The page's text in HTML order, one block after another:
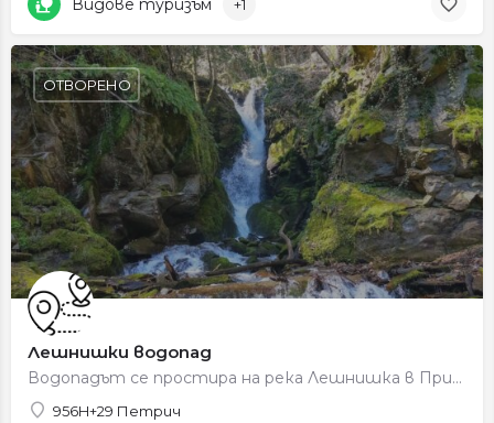
+1
Лешнишки водопад
Водопадът се простира на река Лешнишка в Природен парк „Беласица” на 680 метра надморска височина. Водите му…
956H+29 Петрич
ОТВОРЕНО